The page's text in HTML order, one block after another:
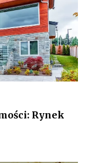
Rynek